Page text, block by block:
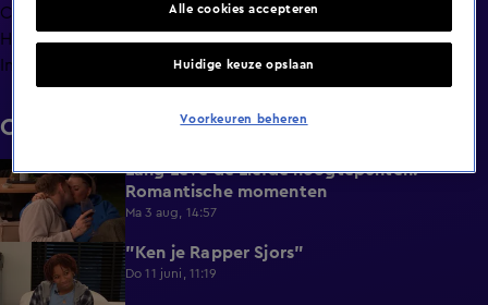
Clips
Hoe is het nu met?
Info
Clips
6:32
Lang Leve de Liefde hoogtepunten:
Romantische momenten
Ma 3 aug, 14:57
0:49 "Ken je Rapper Sjors"
Do 11 juni, 11:19
Alle cookies accepteren
Huidige keuze opslaan
Voorkeuren beheren